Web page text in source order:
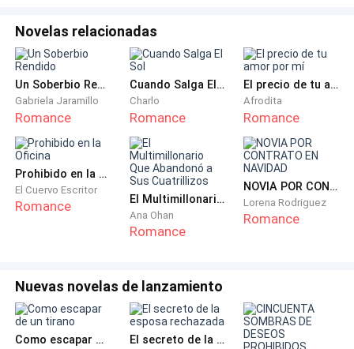
Novelas relacionadas
Un Soberbio Rendido
Gabriela Jaramillo
Romance
Cuando Salga El Sol
Charlo
Romance
El precio de tu amor por mí
Afrodita
Romance
Prohibido en la Oficina
El Cuervo Escritor
Romance El Multimillonario Que Abandonó a Sus Cuatrillizos
Ana Ohan
Romance
NOVIA POR CONTRATO EN NAVIDAD
Lorena Rodriguez
Romance
Nuevas novelas de lanzamiento
Como escapar de un tirano El secreto de la esposa rechazada